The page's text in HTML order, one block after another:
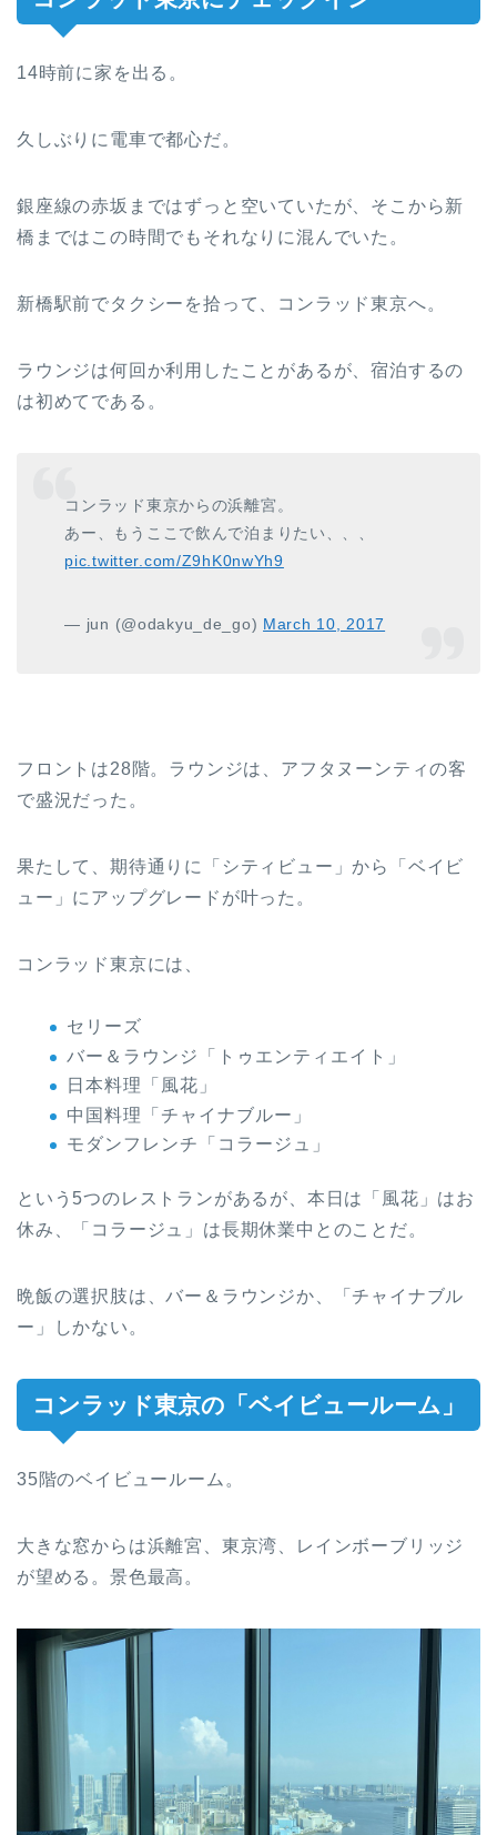
14時前に家を出る。
久しぶりに電車で都心だ。
銀座線の赤坂まではずっと空いていたが、そこから新
橋まではこの時間でもそれなりに混んでいた。
新橋駅前でタクシーを拾って、コンラッド東京へ。
ラウンジは何回か利用したことがあるが、宿泊するの
は初めてである。
コンラッド東京からの浜離宮。
あー、もうここで飲んで泊まりたい、、、
pic.twitter.com/Z9hK0nwYh9
— jun (@odakyu_de_go) March 10, 2017
フロントは28階。ラウンジは、アフタヌーンティの客
で盛況だった。
果たして、期待通りに「シティビュー」から「ベイビ
ュー」にアップグレードが叶った。
コンラッド東京には、
セリーズ
バー＆ラウンジ「トゥエンティエイト」
日本料理「風花」
中国料理「チャイナブルー」
モダンフレンチ「コラージュ」
という5つのレストランがあるが、本日は「風花」はお
休み、「コラージュ」は長期休業中とのことだ。
晩飯の選択肢は、バー＆ラウンジか、「チャイナブル
ー」しかない。
コンラッド東京の「ベイビュールーム」
35階のベイビュールーム。
大きな窓からは浜離宮、東京湾、レインボーブリッジ
が望める。景色最高。